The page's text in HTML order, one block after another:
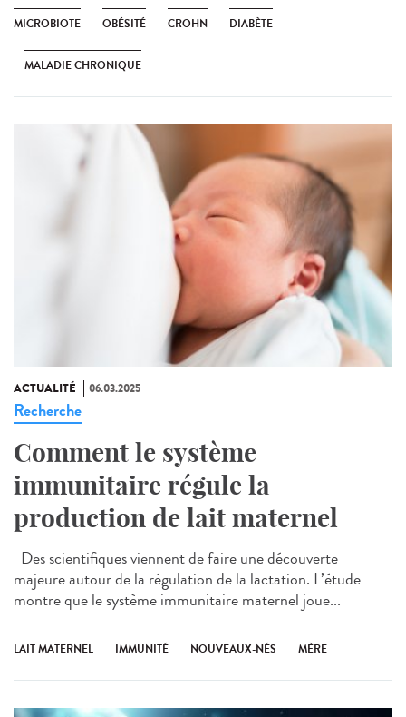
MICROBIOTE OBÉSITÉ CROHN DIABÈTE
MALADIE CHRONIQUE
ACTUALITÉ 06.03.2025
Recherche
Comment le système
immunitaire régule la
production de lait maternel
Des scientifiques viennent de faire une découverte
majeure autour de la régulation de la lactation. L’étude
montre que le système immunitaire maternel joue...
LAIT MATERNEL IMMUNITÉ NOUVEAUX-NÉS MÈRE